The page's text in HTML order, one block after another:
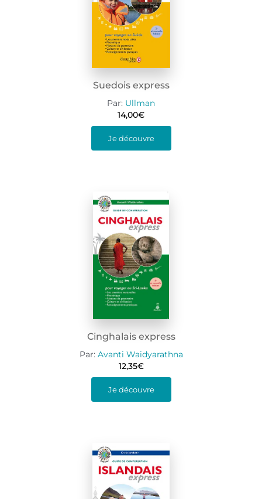
Suedois express
Par: Ullman
14,00€
Je découvre
Cinghalais express
Par: Avanti Waidyarathna
12,35€
Je découvre